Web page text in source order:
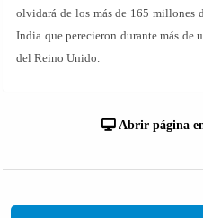
olvidará de los más de 165 millones
India que perecieron durante más
del Reino Unido.
Abrir página